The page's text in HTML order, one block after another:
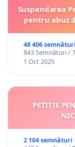
Suspendarea
pentru abuz
48 406 semnături
843 Semnături /
1 Oct 2025
PETIȚIE
2 104 semnături